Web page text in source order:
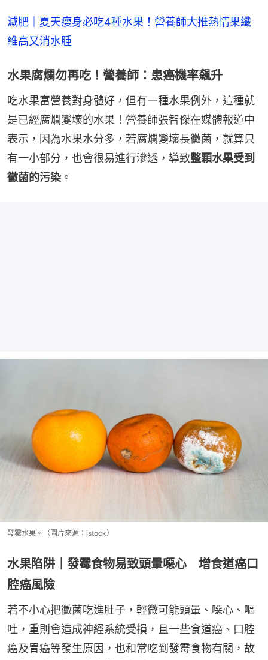
減肥｜夏天瘦身必吃4種水果！營養師大推熱情果纖
維高又消水腫
水果腐爛勿再吃！營養師：患癌機率飆升
吃水果富營養對身體好，但有一種水果例外，這種就
是已經腐爛變壞的水果！營養師張智傑在媒體報道中
表示，因為水果水分多，若腐爛變壞長黴菌，就算只
有一小部分，也會很易進行滲透，導致整顆水果受到
黴菌的污染 。
發霉水果。（圖片來源：istock）
水果陷阱｜發霉食物易致頭暈噁心 增食道癌口
腔癌風險
若不小心把黴菌吃進肚子，輕微可能頭暈、噁心、嘔
吐，重則會造成神經系統受損，且一些食道癌、口腔
癌及胃癌等發生原因，也和常吃到發霉食物有關，故